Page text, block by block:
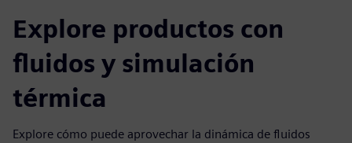
Explore productos con
fluidos y simulación
térmica
Explore cómo puede aprovechar la dinámica de fluidos